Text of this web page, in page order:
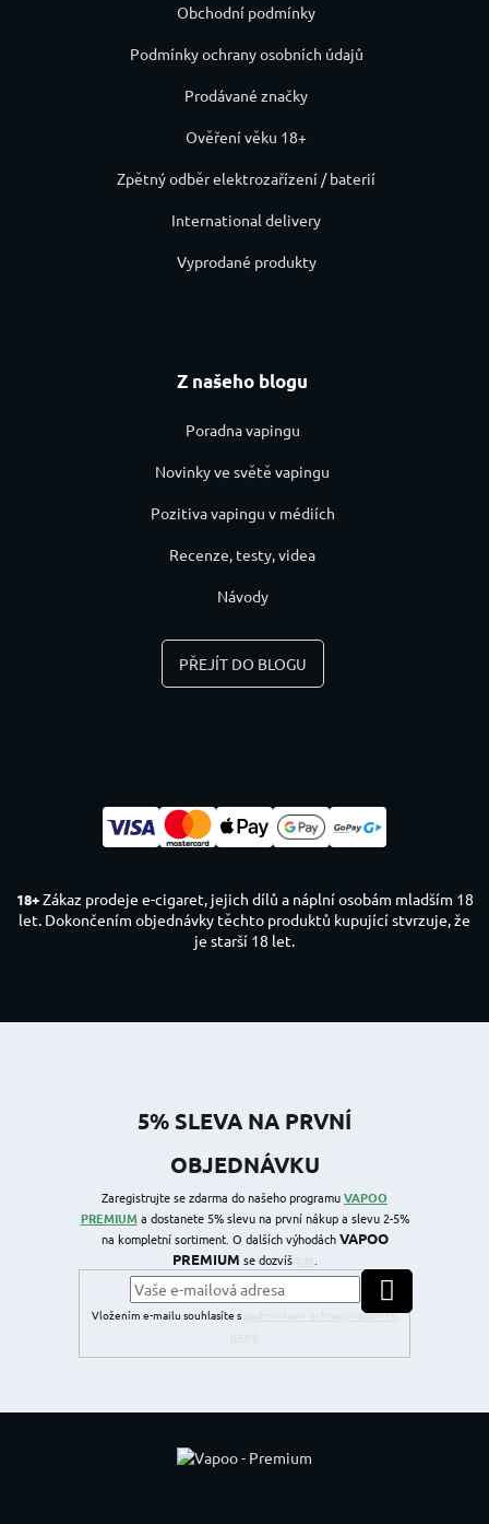
Obchodní podmínky
Podmínky ochrany osobních údajů
Prodávané značky
Ověření věku 18+
Zpětný odběr elektrozařízení / baterií
International delivery
Vyprodané produkty
Z našeho blogu
Poradna vapingu
Novinky ve světě vapingu
Pozitiva vapingu v médiích
Recenze, testy, videa
Návody
PŘEJÍT DO BLOGU
18+Zákaz prodeje e-cigaret, jejich dílů a náplní osobám mladším 18
let. Dokončením objednávky těchto produktů kupující stvrzuje, že
je starší 18 let.
5% SLEVA NA PRVNÍ
OBJEDNÁVKU
Zaregistrujte se zdarma do našeho programuVAPOO
PREMIUMa dostanete 5% slevu na první nákup a slevu 2-5%
na kompletní sortiment. O dalších výhodáchVAPOO
PREMIUM se dozvíš .
Vložením e-mailu souhlasíte s
podmínkami ochrany osobních